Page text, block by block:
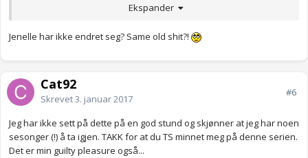
Ekspander
Jenelle har ikke endret seg? Same old shit?!
Cat92
Skrevet3. januar 2017
#6
Jeg har ikke sett på dette på en god stund og skjønner at jeg har noen
sesonger (!) å ta igjen. TAKK for at du TS minnet meg på denne serien.
Det er min guilty pleasure også...